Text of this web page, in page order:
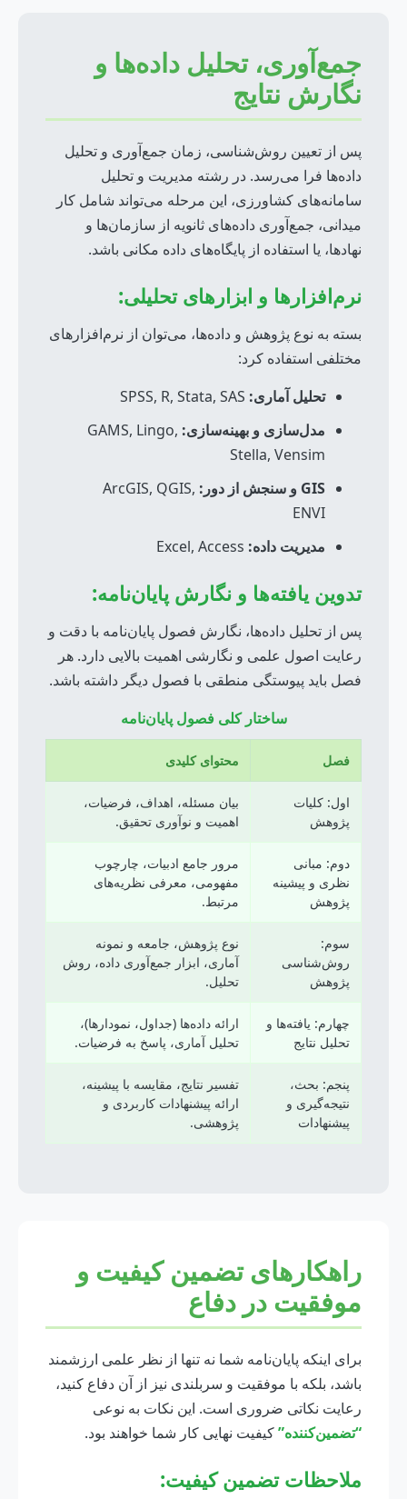
جمع‌آوری، تحلیل داده‌ها و
نگارش نتایج
پس از تعیین روش‌شناسی، زمان جمع‌آوری و تحلیل
داده‌ها فرا می‌رسد. در رشته مدیریت و تحلیل
سامانه‌های کشاورزی، این مرحله می‌تواند شامل کار
میدانی، جمع‌آوری داده‌های ثانویه از سازمان‌ها و
نهادها، یا استفاده از پایگاه‌های داده مکانی باشد.
نرم‌افزارها و ابزارهای تحلیلی:
بسته به نوع پژوهش و داده‌ها، می‌توان از نرم‌افزارهای
مختلفی استفاده کرد:
تحلیل آماری:
مدل‌سازی و بهینه‌سازی: GAMS, Lingo,
Stella, Vensim
GIS و سنجش از دور:
ArcGIS, QGIS,
ENVI
مدیریت داده:
تدوین یافته‌ها و نگارش پایان‌نامه:
پس از تحلیل داده‌ها، نگارش فصول پایان‌نامه با دقت و
رعایت اصول علمی و نگارشی اهمیت بالایی دارد. هر
فصل باید پیوستگی منطقی با فصول دیگر داشته باشد.
ساختار کلی فصول پایان‌نامه
فصل محتوای کلیدی
اول: کلیات
پژوهش
بیان مسئله، اهداف، فرضیات،
اهمیت و نوآوری تحقیق.
دوم: مبانی
نظری و پیشینه
پژوهش
مرور جامع ادبیات، چارچوب
مفهومی، معرفی نظریه‌های
مرتبط.
سوم:
روش‌شناسی
پژوهش
نوع پژوهش، جامعه و نمونه
آماری، ابزار جمع‌آوری داده، روش
تحلیل.
چهارم: یافته‌ها و
تحلیل نتایج
ارائه داده‌ها (جداول، نمودارها)،
تحلیل آماری، پاسخ به فرضیات.
پنجم: بحث،
نتیجه‌گیری و
پیشنهادات
تفسیر نتایج، مقایسه با پیشینه،
ارائه پیشنهادات کاربردی و
پژوهشی.
راهکارهای تضمین کیفیت و
موفقیت در دفاع
برای اینکه پایان‌نامه شما نه تنها از نظر علمی ارزشمند
باشد، بلکه با موفقیت و سربلندی نیز از آن دفاع کنید،
رعایت نکاتی ضروری است. این نکات به نوعی
“تضمین‌کننده”کیفیت نهایی کار شما خواهند بود.
ملاحظات تضمین کیفیت: